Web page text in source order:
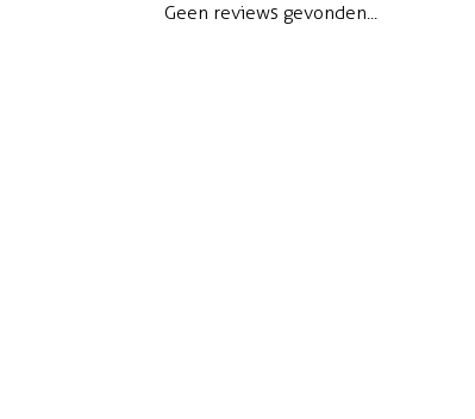
Geen reviews gevonden...